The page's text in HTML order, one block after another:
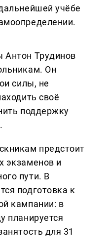
учёбе
Трудинов
Он
силы, не
своё
поддержку
предстоит
экзаменов и
пути. В
подготовка к
кампании: в
планируется
для 31